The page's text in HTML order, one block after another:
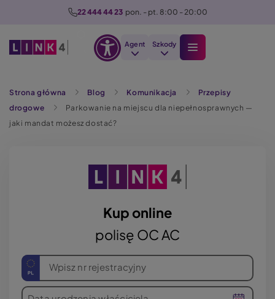
22 444 44 23 pon. - pt. 8:00 - 20:00
Agent Szkody
Strona główna Blog Komunikacja
Przepisy
drogowe
Parkowanie na miejscu dla niepełnosprawnych —
jaki mandat możesz dostać?
Kup online
polisę OC AC
Wpisz nr rejestracyjny